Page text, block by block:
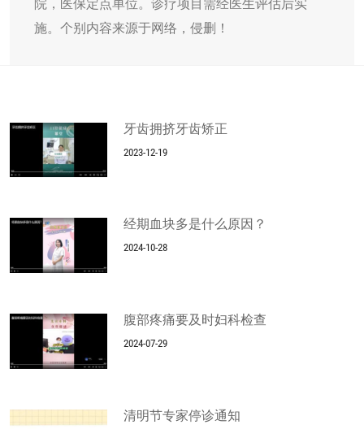
院，医保定点单位。诊疗项目需经医生评估后实
施。个别内容来源于网络，侵删！
牙齿拥挤牙齿矫正
2023-12-19
经期血块多是什么原因？
2024-10-28
腹部疼痛要及时妇科检查
2024-07-29
清明节专家停诊通知